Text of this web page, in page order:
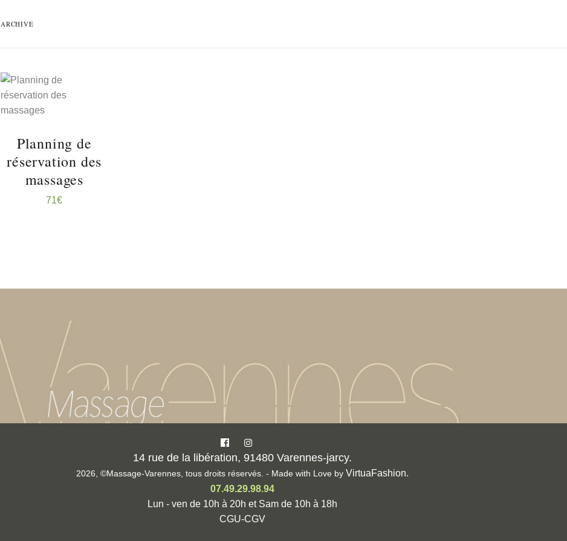
ARCHIVE
RÉSERVER
Planning de
réservation des
massages
71€
14 rue de la libération, 91480 Varennes-jarcy.
2026, ©Massage-Varennes, tous droits réservés. - Made with Love by VirtuaFashion.
07.49.29.98.94
Lun - ven de 10h à 20h et Sam de 10h à 18h
CGU-CGV